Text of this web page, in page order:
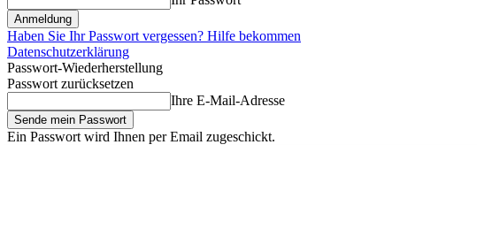
Haben Sie Ihr Passwort vergessen? Hilfe bekommen
Datenschutzerklärung
Passwort-Wiederherstellung
Passwort zurücksetzen
Ihre E-Mail-Adresse
Ein Passwort wird Ihnen per Email zugeschickt.